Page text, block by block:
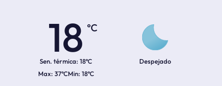
18
ºC
Sen. térmica: 18ºC
37ºC 18ºC
Despejado